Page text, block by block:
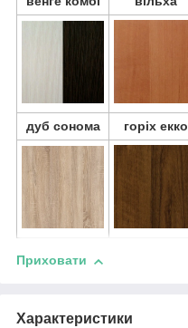
дуб сонома горіх екко
Приховати
Характеристики